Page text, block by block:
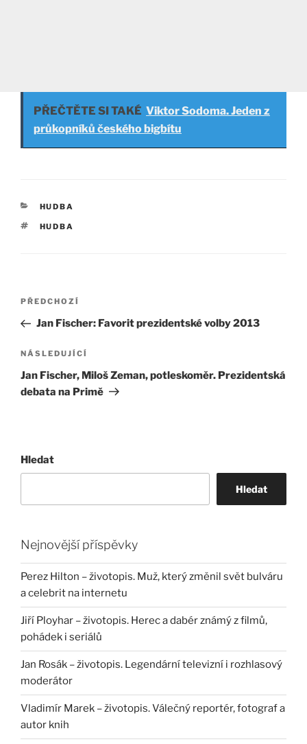
PŘEČTĚTE SI TAKÉ Viktor Sodoma. Jeden z
průkopníků českého bigbítu
RUBRIKY
HUDBA
ŠTÍTKY
HUDBA
Navigace
příspěvek
Předchozí
příspěvek
PŘEDCHOZÍ
Jan Fischer: Favorit prezidentské volby 2013
Následující
příspěvek
NÁSLEDUJÍCÍ
Jan Fischer, Miloš Zeman, potleskoměr. Prezidentská
debata na Primě
Hledat
Hledat
Nejnovější příspěvky
Perez Hilton – životopis. Muž, který změnil svět bulváru
a celebrit na internetu
Jiří Ployhar – životopis. Herec a dabér známý z filmů,
pohádek i seriálů
Jan Rosák – životopis. Legendární televizní i rozhlasový
moderátor
Vladimír Marek – životopis. Válečný reportér, fotograf a
autor knih